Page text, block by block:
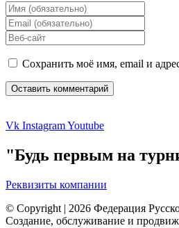
Enter
your
name
or
username
to
comment
Enter
your
email
address
to
comment
Enter
your
website
(optional)
Сохранить моё имя, email и
Vk InstagramYoutube
"Будь первым на
Реквизиты компании
© Copyright | 2026 Федерация
Создание, обслуживание и